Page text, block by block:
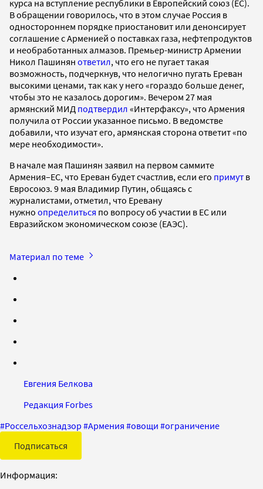
курса на вступление республики в Европейский союз (ЕС).
В обращении говорилось, что в этом случае Россия в
одностороннем порядке приостановит или денонсирует
соглашение с Арменией о поставках газа, нефтепродуктов
и необработанных алмазов. Премьер-министр Армении
Никол Пашинян ответил, что его не пугает такая
возможность, подчеркнув, что нелогично пугать Ереван
высокими ценами, так как у него «гораздо больше денег,
чтобы это не казалось дорогим». Вечером 27 мая
армянский МИД подтвердил «Интерфаксу», что Армения
получила от России указанное письмо. В ведомстве
добавили, что изучат его, армянская сторона ответит «по
мере необходимости».
В начале мая Пашинян заявил на первом саммите
Армения–ЕС, что Ереван будет счастлив, если его примут в
Евросоюз. 9 мая Владимир Путин, общаясь с
журналистами, отметил, что Еревану
нужно определиться по вопросу об участии в ЕС или
Евразийском экономическом союзе (ЕАЭС).
Материал по теме
Евгения Белкова
Редакция Forbes
#Россельхознадзор #Армения #овощи #ограничение
Подписаться
Информация: